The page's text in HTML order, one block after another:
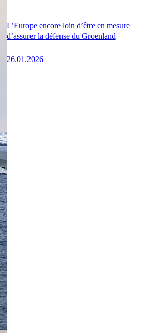
L’Europe encore loin d’être en mesure
d’assurer la défense du Groenland
26.01.2026